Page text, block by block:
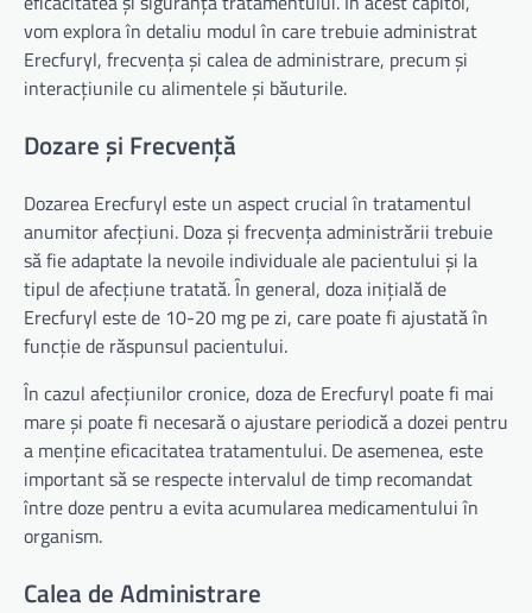
vom explora în detaliu modul în care trebuie administrat
Erecfuryl, frecvența și calea de administrare, precum și
interacțiunile cu alimentele și băuturile.
Dozare și Frecvență
Dozarea Erecfuryl este un aspect crucial în tratamentul
anumitor afecțiuni. Doza și frecvența administrării trebuie
să fie adaptate la nevoile individuale ale pacientului și la
tipul de afecțiune tratată. În general, doza inițială de
Erecfuryl este de 10-20 mg pe zi, care poate fi ajustată în
funcție de răspunsul pacientului.
În cazul afecțiunilor cronice, doza de Erecfuryl poate fi mai
mare și poate fi necesară o ajustare periodică a dozei pentru
a menține eficacitatea tratamentului. De asemenea, este
important să se respecte intervalul de timp recomandat
între doze pentru a evita acumularea medicamentului în
organism.
Calea de Administrare